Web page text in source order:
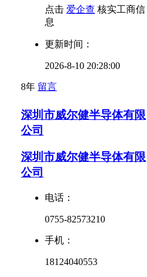
点击 爱企查 核实工商信
息
更新时间：
2026-8-10 20:28:00
8年 留言
深圳市威尔健半导体有限
公司
深圳市威尔健半导体有限
公司
电话：
0755-82573210
手机：
18124040553